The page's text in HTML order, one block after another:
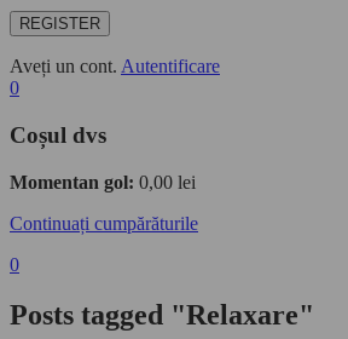
REGISTER
Aveți un cont. Autentificare
0
Coșul dvs
Momentan gol: 0,00 lei
Continuați cumpărăturile
0
Posts tagged "Relaxare"